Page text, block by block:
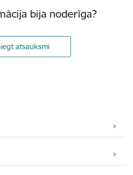
bija noderīga?
atsauksmi